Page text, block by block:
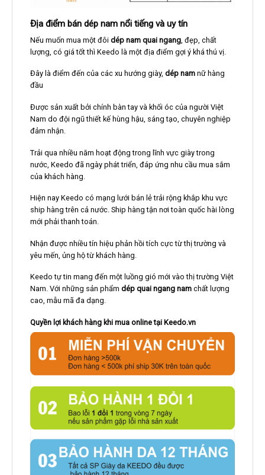
Địa điểm bán dép nam nổi tiếng và uy tín
Nếu muốn mua một đôi dép nam quai ngang, đẹp, chất
lượng, có giá tốt thì Keedo là một địa điểm gợi ý khá thú vị.
Đây là điểm đến của các xu hướng giày, dép namnữ hàng
đầu
Được sản xuất bởi chính bàn tay và khối óc của người Việt
Nam do đội ngũ thiết kế hùng hậu, sáng tạo, chuyên nghiệp
đảm nhận.
Trải qua nhiều năm hoạt động trong lĩnh vực giày trong
nước, Keedo đã ngày phát triển, đáp ứng nhu cầu mua sắm
của khách hàng.
Hiện nay Keedo có mạng lưới bán lẻ trải rộng khắp khu vực
ship hàng trên cả nước. Ship hàng tận nơi toàn quốc hài lòng
mới phải thanh toán.
Nhận được nhiều tín hiệu phản hồi tích cực từ thị trường và
yêu mến, ủng hộ từ khách hàng.
Keedo tự tin mang đến một luồng gió mới vào thị trường Việt
Nam. Với những sản phẩm dép quai ngang namchất lượng
cao, mẫu mã đa dạng.
Quyền lợi khách hàng khi mua online tại Keedo.vn